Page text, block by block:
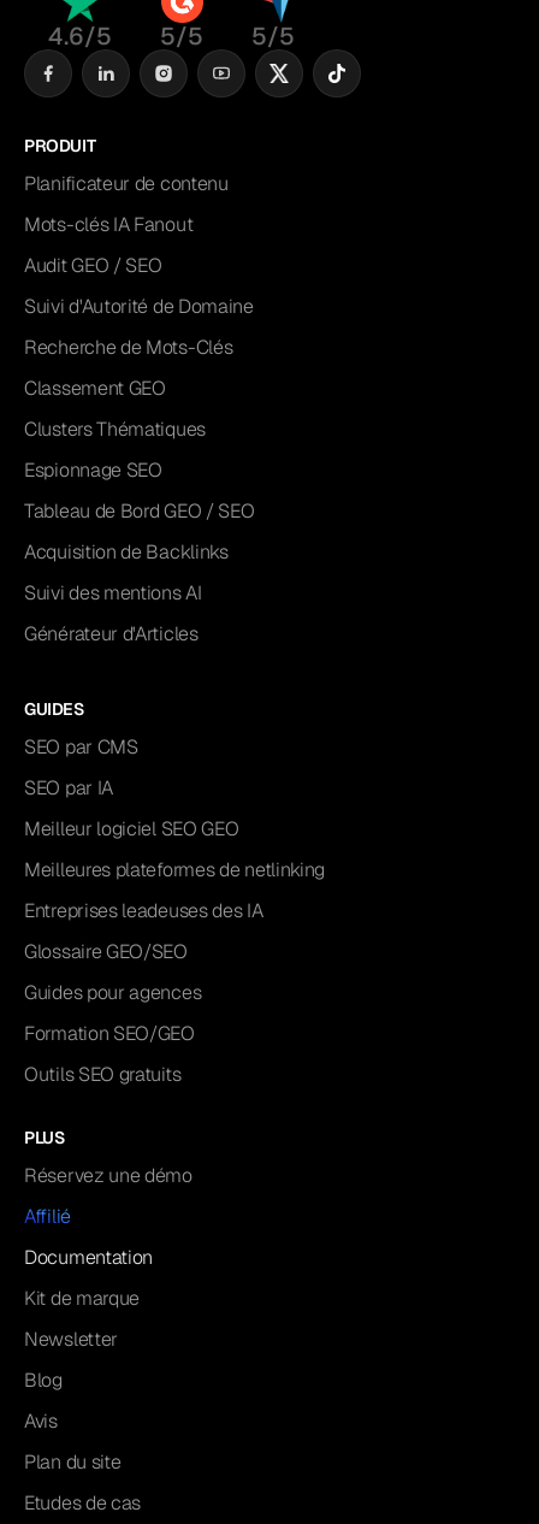
4.6/5 5/5 5/5
PRODUIT
Planificateur de contenu
Mots-clés IA Fanout
Audit GEO / SEO
Suivi d'Autorité de Domaine
Recherche de Mots-Clés
Classement GEO
Clusters Thématiques
Espionnage SEO
Tableau de Bord GEO / SEO
Acquisition de Backlinks
Suivi des mentions AI
Générateur d'Articles
GUIDES
SEO par CMS
SEO par IA
Meilleur logiciel SEO GEO
Meilleures plateformes de netlinking
Entreprises leadeuses des IA
Glossaire GEO/SEO
Guides pour agences
Formation SEO/GEO
Outils SEO gratuits
PLUS
Réservez une démo
Affilié
Documentation
Kit de marque
Newsletter
Blog
Avis
Plan du site
Etudes de cas